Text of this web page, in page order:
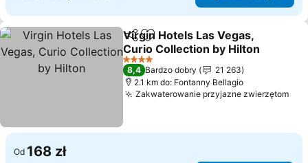
Udostępnij
Dodaj do ulubionych
Virgin Hotels Las Vegas,
Curio Collection by Hilton
Wyświetl ceny
4 Kategoria
8,4 Bardzo dobry
21 263
2.1 km do: Fontanny Bellagio
Zakwaterowanie przyjazne zwierzętom
Od 168 zł